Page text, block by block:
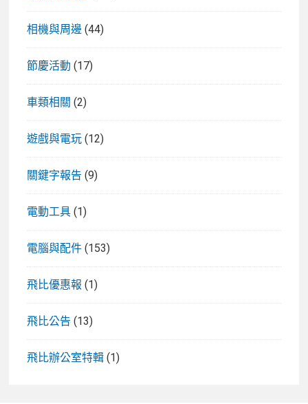
相機與周邊 (44)
節慶活動 (17)
車類相關 (2)
遊戲與電玩 (12)
關鍵字報告 (9)
電動工具 (1)
電腦與配件 (153)
飛比優惠報 (1)
飛比公告 (13)
飛比辦公室特輯 (1)